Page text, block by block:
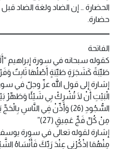
الحضارة … إن الضاد ولغة الضاد
حضارة.
الفاتحة
كقوله سبحانه في سورة إبراهيم
طَيِّبَةً كَشَجَرَةٍ طَيِّبَةٍ أَصْلُهَا ثَابِتٌ
إشارة إلى قول الله عزّ وجلّ في
الْبَيْتِ أَنْ لَا تُشْرِكْ بِي شَيْئًا وَطَهِّرْ
السُّجُودِ (26) وَأَذِّنْ فِي النَّاسِ
مِنْ كُلِّ فَجٍّ عَمِيقٍ (27)”
إشارة لقوله تعالى في سورة
مِنْهُمَا اذْكُرْنِي عِنْدَ رَبِّكَ فَأَنْسَاهُ